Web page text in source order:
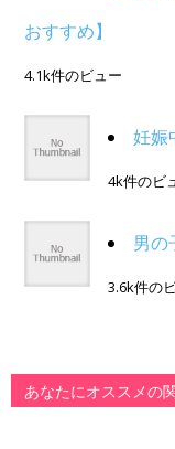
おすすめ】
4.1k件のビュー
妊娠
4k件のビ
男の
3.6k件の
あなたにオススメの